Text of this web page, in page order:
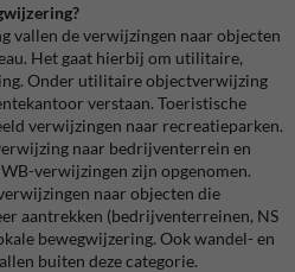
vallen de verwijzingen naar objecten
Het gaat hierbij om utilitaire,
Onder utilitaire objectverwijzing
verstaan. Toeristische
verwijzingen naar recreatieparken.
naar bedrijventerrein en
verwijzingen zijn opgenomen.
naar objecten die
aantrekken (bedrijventerreinen, NS
bewegwijzering. Ook wandel- en
buiten deze categorie.